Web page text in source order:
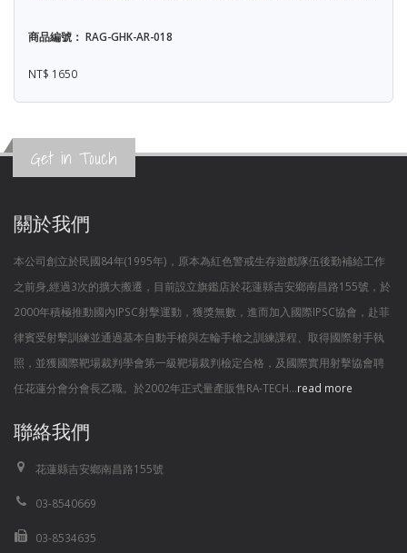
商品編號： RAG-GHK-AR-018
NT$ 1650
Get in Touch
關於我們
本公司創立於民國84年(1995年)，原本為紅色警戒生存遊戲隊伍後勤補給工作
之前身,經過3次的擴大搬遷，目前設立旗鑑店於花蓮縣吉安鄉南昌路155號，於
2000年積極推動國內IPSC射擊運動，獲獎無數，進而加入國際IPSC協會，赴菲
律賓受射擊訓練並通過基本自動手槍與左輪手槍之訓練課程、取得國際射手執
照，並獲國際靶場裁判學會第一級靶場裁判檢定合格，及國際實用射擊協會聘
任花蓮分會分會長乙職。於2002年正式量產販售RA-TECH...read more
聯絡我們
花蓮縣吉安鄉南昌路155號
03-8540669
03-8534635